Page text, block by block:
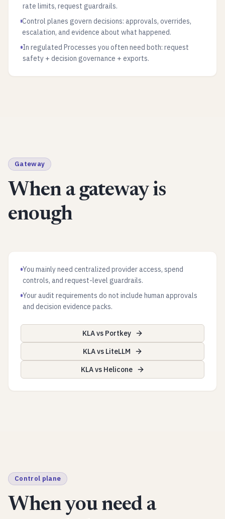
rate limits, request guardrails.
Control planes govern decisions: approvals, overrides,
escalation, and evidence about what happened.
In regulated Processes you often need both: request
safety + decision governance + exports.
Gateway
When a gateway is
enough
You mainly need centralized provider access, spend
controls, and request-level guardrails.
Your audit requirements do not include human approvals
and decision evidence packs.
KLA vs Portkey
KLA vs LiteLLM
KLA vs Helicone
Control plane
When you need a